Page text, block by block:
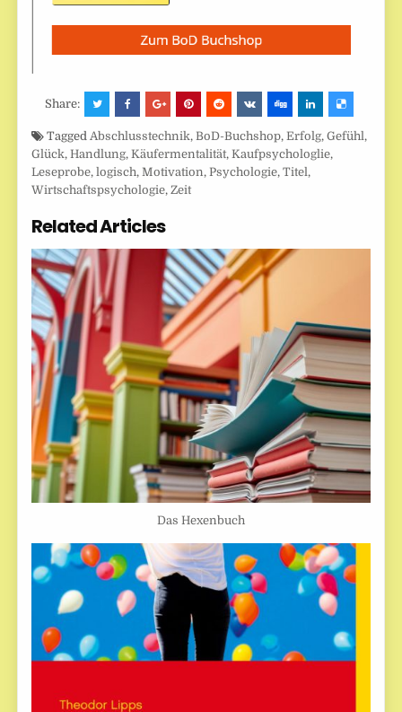
Share:
TaggedAbschlusstechnik,BoD-Buchshop,Erfolg,Gefühl,
Glück,Handlung,Käufermentalität,Kaufpsychologlie,
Leseprobe,logisch,Motivation,Psychologie,Titel,
Wirtschaftspsychologie,Zeit
Related Articles
Das Hexenbuch